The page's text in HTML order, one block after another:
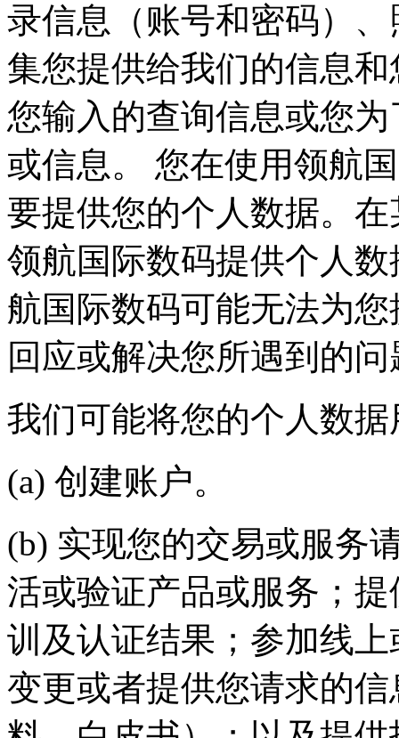
录信息（账号和密码）
集您提供给我们的信息和
您输入的查询信息或您
或信息。 您在使用领航国
要提供您的个人数据。在
领航国际数码提供个人数据
航国际数码可能无法为您
回应或解决您所遇到的问
我们可能将您的个人数据
(a) 创建账户。
(b) 实现您的交易或服务请
活或验证产品或服务；
训及认证结果；参加线
变更或者提供您请求的